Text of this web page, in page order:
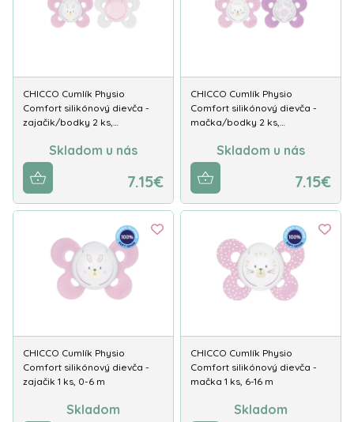
CHICCO Cumlík Physio
Comfort silikónový dievča -
zajačik/bodky 2 ks,…
Skladom u nás
7.15€
CHICCO Cumlík Physio
Comfort silikónový dievča -
mačka/bodky 2 ks,…
Skladom u nás
7.15€
CHICCO Cumlík Physio
Comfort silikónový dievča -
zajačik 1 ks, 0-6 m
Skladom
CHICCO Cumlík Physio
Comfort silikónový dievča -
mačka 1 ks, 6-16 m
Skladom